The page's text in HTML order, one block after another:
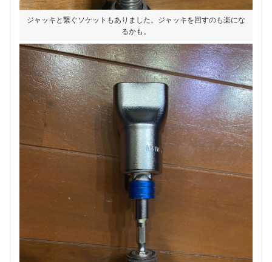
ジャッキと繋ぐソケットもありました。ジャッキを回すのも楽にな
るかも。